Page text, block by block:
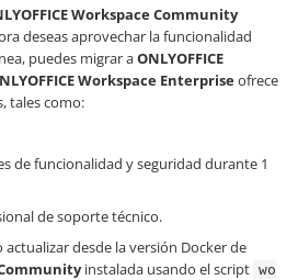
Workspace Community
deseas aprovechar la funcionalidad
puedes migrar aONLYOFFICE
Workspace Enterpriseofrece
tales como:
de funcionalidad y seguridad durante 1
de soporte técnico.
desde la versión Docker de
Communityinstalada usando el script wo